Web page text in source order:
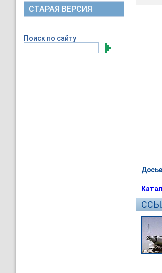
СТАРАЯ ВЕРСИЯ
Поиск по сайту